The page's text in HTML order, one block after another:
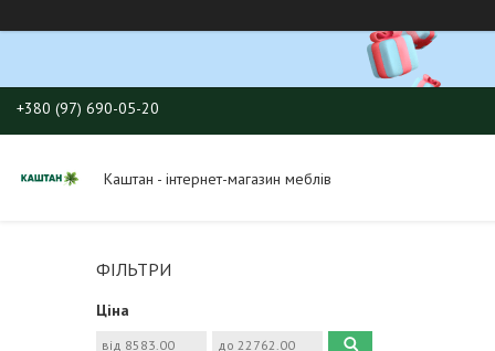
+380 (97) 690-05-20
Каштан - інтернет-магазин меблів
ФІЛЬТРИ
Ціна